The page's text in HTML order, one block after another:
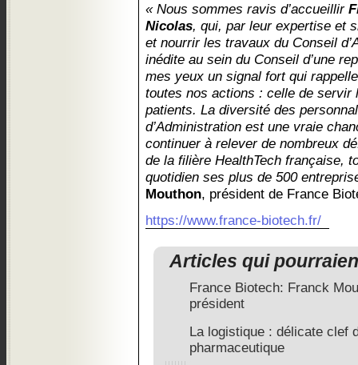
« Nous sommes ravis d’accueillir
Nicolas, qui, par leur expertise et
et nourrir les travaux du Conseil
inédite au sein du Conseil d’une
mes yeux un signal fort qui
toutes nos actions : celle de
patients. La diversité des
d’Administration est une vraie
continuer à relever de nombreux
de la filière HealthTech française,
quotidien ses plus de 500
Mouthon, président de France
https://www.france-biotech.fr/
Articles qui
France Biotech: Franck
président
La logistique : délicate clef
pharmaceutique